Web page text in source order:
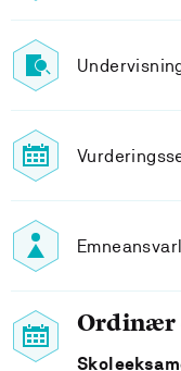
Ordinær